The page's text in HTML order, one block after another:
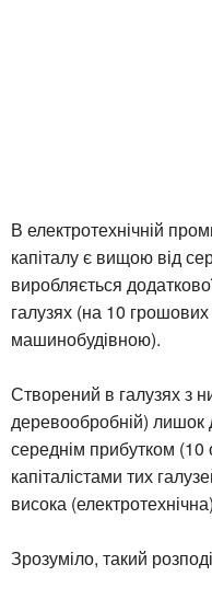
В електротехнічній
капіталу є вищою від
виробляється
галузях (на 10
машинобудівною).
Створений в галузях з
деревообробній) лишок
середнім прибутком (10
капіталістами тих
висока
Зрозуміло, такий